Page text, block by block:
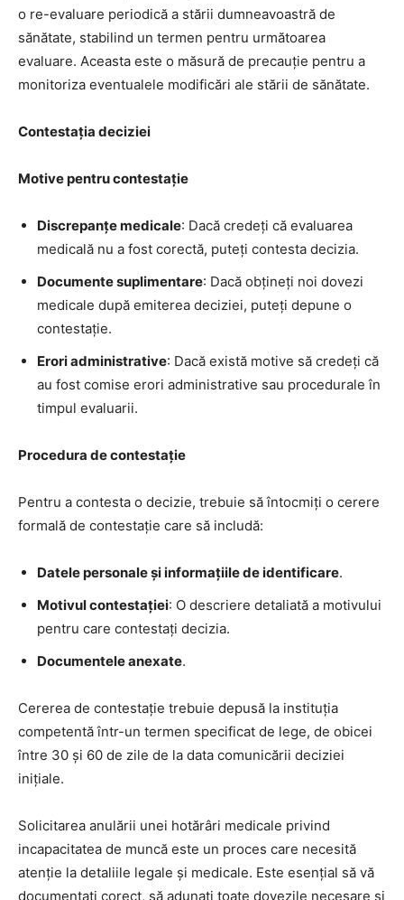
o re-evaluare periodică a stării dumneavoastră de
sănătate, stabilind un termen pentru următoarea
evaluare. Aceasta este o măsură de precauție pentru a
monitoriza eventualele modificări ale stării de sănătate.
Contestația deciziei
Motive pentru contestație
Discrepanțe medicale: Dacă credeți că evaluarea
medicală nu a fost corectă, puteți contesta decizia.
Documente suplimentare: Dacă obțineți noi dovezi
medicale după emiterea deciziei, puteți depune o
contestație.
Erori administrative: Dacă există motive să credeți că
au fost comise erori administrative sau procedurale în
timpul evaluarii.
Procedura de contestație
Pentru a contesta o decizie, trebuie să întocmiți o cerere
formală de contestație care să includă:
Datele personale și informațiile de identificare.
Motivul contestației: O descriere detaliată a motivului
pentru care contestați decizia.
Documentele anexate.
Cererea de contestație trebuie depusă la instituția
competentă într-un termen specificat de lege, de obicei
între 30 și 60 de zile de la data comunicării deciziei
inițiale.
Solicitarea anulării unei hotărâri medicale privind
incapacitatea de muncă este un proces care necesită
atenție la detaliile legale și medicale. Este esențial să vă
documentați corect, să adunați toate dovezile necesare și